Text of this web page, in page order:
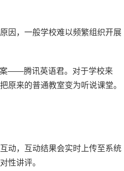
因，一般学校难以频繁组织开展
案——腾讯英语君。对于学校来
原来的普通教室变为听说课堂。
动，互动结果会实时上传至系统
性讲评。